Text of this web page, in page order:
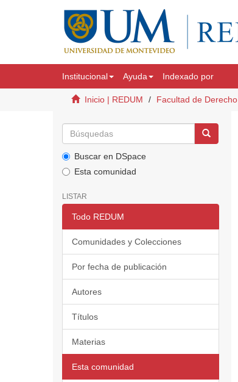
Institucional Ayuda Indexado por
Inicio | REDUM Facultad de Derecho
Buscar en DSpace
Esta comunidad
LISTAR
Todo REDUM
Comunidades y Colecciones
Por fecha de publicación
Autores
Títulos
Materias
Esta comunidad